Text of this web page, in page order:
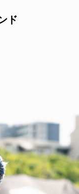
ド